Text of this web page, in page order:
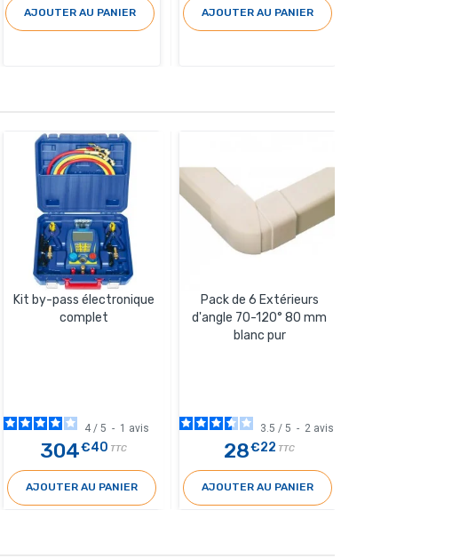
AJOUTER AU PANIER AJOUTER AU PANIER
Kit by-pass électronique
complet
4 / 5 - 1 avis
304€40 TTC
AJOUTER AU PANIER
Pack de 6 Extérieurs
d'angle 70-120° 80 mm
blanc pur
3.5 / 5 - 2 avis
28€22 TTC
AJOUTER AU PANIER